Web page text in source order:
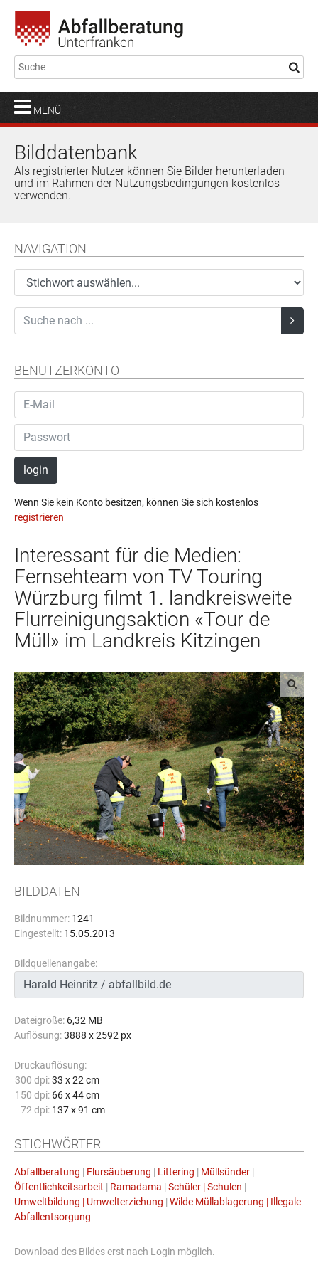
MENÜ
Bilddatenbank
Als registrierter Nutzer können Sie Bilder herunterladen
und im Rahmen der Nutzungsbedingungen kostenlos
verwenden.
NAVIGATION
BENUTZERKONTO
login
Wenn Sie kein Konto besitzen, können Sie sich kostenlos
registrieren
Interessant für die Medien:
Fernsehteam von TV Touring
Würzburg filmt 1. landkreisweite
Flurreinigungsaktion «Tour de
Müll» im Landkreis Kitzingen
BILDDATEN
Bildnummer: 1241
Eingestellt: 15.05.2013
Bildquellenangabe:
Dateigröße: 6,32 MB
Auflösung:3888 x 2592 px
Druckauflösung:
300 dpi: 33 x 22 cm
150 dpi: 66 x 44 cm
72 dpi: 137 x 91 cm
STICHWÖRTER
Abfallberatung | Flursäuberung | Littering | Müllsünder |
Öffentlichkeitsarbeit | Ramadama | Schüler | Schulen |
Umweltbildung | Umwelterziehung | Wilde Müllablagerung | Illegale
Abfallentsorgung
Download des Bildes erst nach Login möglich.